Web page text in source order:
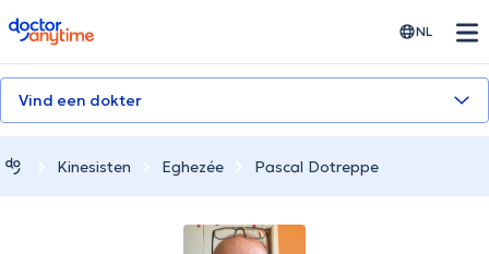
doctoranytime NL
Vind een dokter
Kinesisten Eghezée Pascal Dotreppe